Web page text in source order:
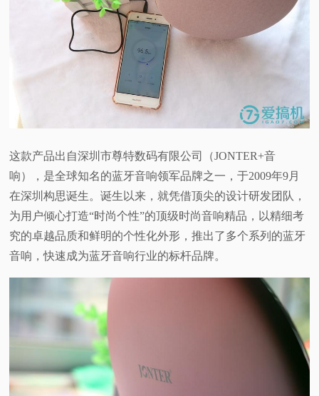
这款产品出自深圳市尊特数码有限公司（JONTER+音
响），是全球知名的蓝牙音响领军品牌之一，于2009年9月
在深圳构思诞生。诞生以来，就凭借顶尖的设计研发团队，
为用户倾心打造“时尚个性”的顶级时尚音响精品，以精细考
究的卓越品质和鲜明的个性化外形，推出了多个系列的蓝牙
音响，快速成为蓝牙音响行业的标杆品牌。